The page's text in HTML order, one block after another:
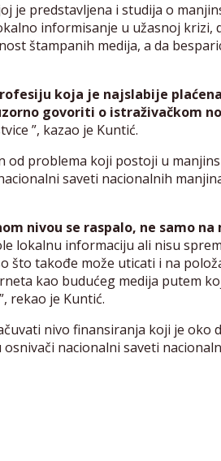
je predstavljena i studija o
informisanje u užasnoj
štampanih medija, a da
koja je najslabije
govoriti o istraživačkom
”, kazao je Kuntić.
od problema koji postoji u
saveti nacionalnih
nivou se raspalo, ne samo
lokalnu informaciju ali nisu
što takođe može uticati i na
kao budućeg medija putem
rekao je Kuntić.
nivo finansiranja koji je oko
nacionalni saveti